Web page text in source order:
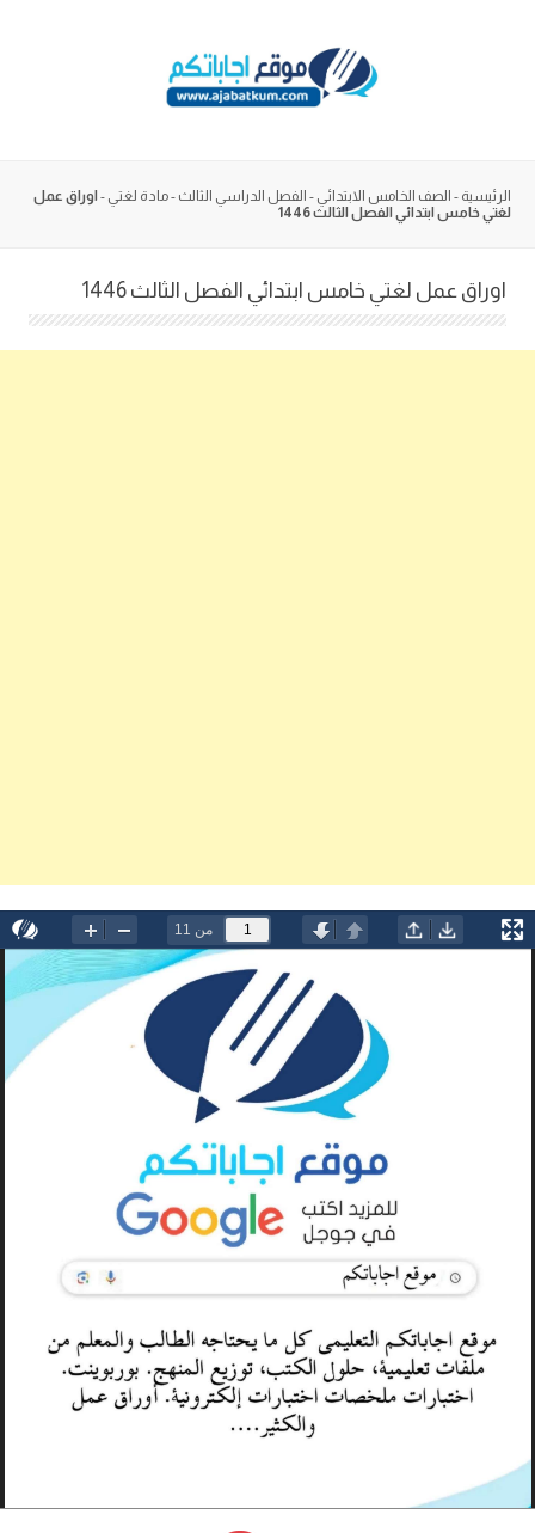
الرئيسية - الصف الخامس الابتدائي - الفصل الدراسي الثالث -مادة لغتي - اوراق عمل
لغتي خامس ابتدائي الفصل الثالث 1446
اوراق عمل لغتي خامس ابتدائي الفصل الثالث 1446